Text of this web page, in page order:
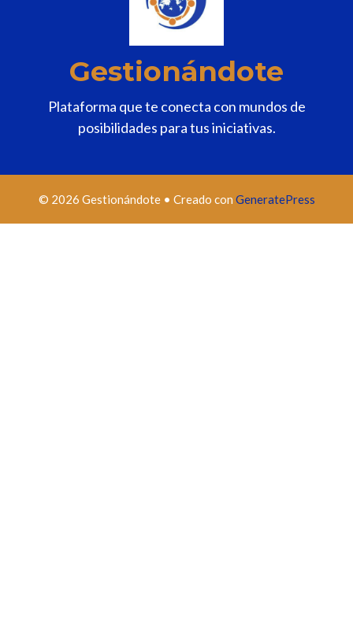
Gestionándote
Plataforma que te conecta con mundos de
posibilidades para tus iniciativas.
© 2026 Gestionándote• Creado con GeneratePress